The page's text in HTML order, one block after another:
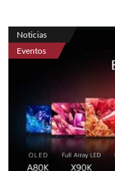
Noticias
Eventos